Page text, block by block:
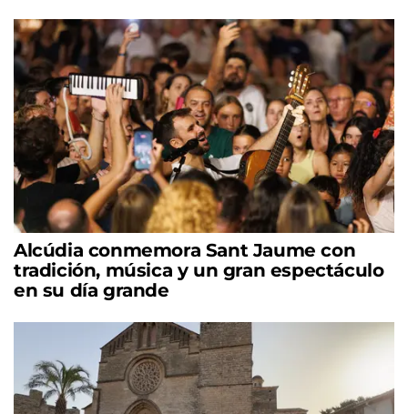
Alcúdia conmemora Sant Jaume con
tradición, música y un gran espectáculo
en su día grande